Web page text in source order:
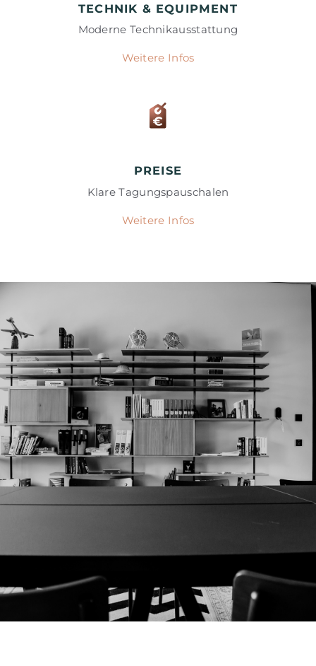
TECHNIK & EQUIPMENT
Moderne Technikausstattung
Weitere Infos
PREISE
Klare Tagungspauschalen
Weitere Infos